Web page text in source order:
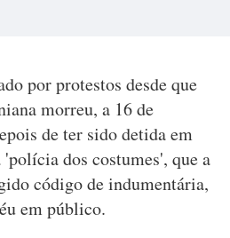
por protestos desde que
morreu, a 16 de
de ter sido detida em
'polícia dos costumes', que a
código de indumentária,
em público.